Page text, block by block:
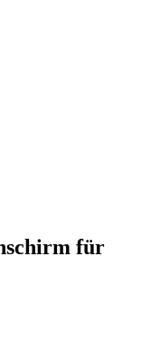
für